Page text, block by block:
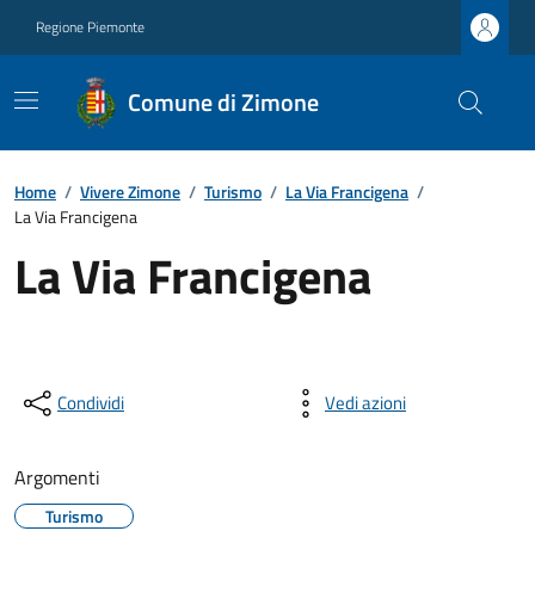
Regione Piemonte
Comune di Zimone
Home / Vivere Zimone / Turismo / La Via Francigena /
La Via Francigena
La Via Francigena
Condividi Vedi azioni
Argomenti
Turismo